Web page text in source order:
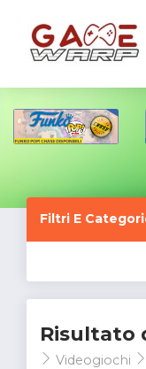
Filtri E
Risultato
Videogiochi